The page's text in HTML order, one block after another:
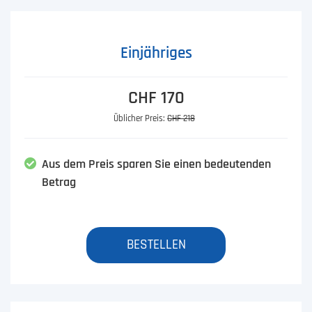
Einjähriges
CHF 170
Üblicher Preis: CHF 218
Aus dem Preis sparen Sie einen bedeutenden
Betrag
BESTELLEN